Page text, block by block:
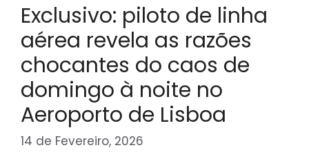
Exclusivo: piloto de linha
aérea revela as razões
chocantes do caos de
domingo à noite no
Aeroporto de Lisboa
14 de Fevereiro, 2026